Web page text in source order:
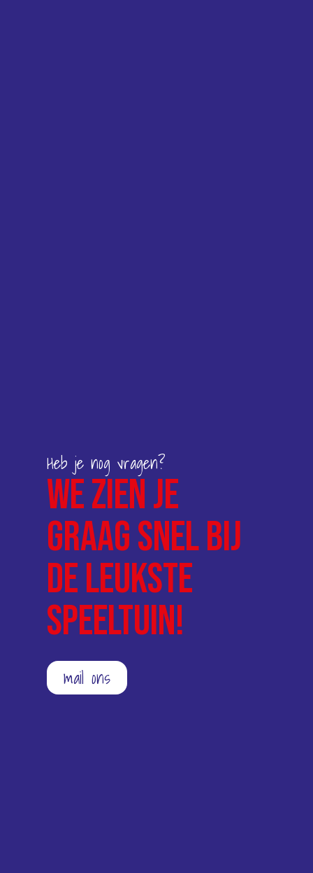
Heb je nog vragen?
We zien je
graag snel bij
de leukste
speeltuin!
mail ons